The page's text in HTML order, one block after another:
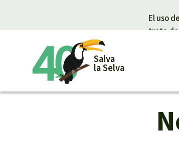
El uso
trata de
Salva
la Selva